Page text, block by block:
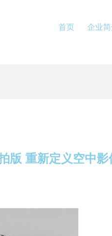
首页 企业
版 重新定义空中影